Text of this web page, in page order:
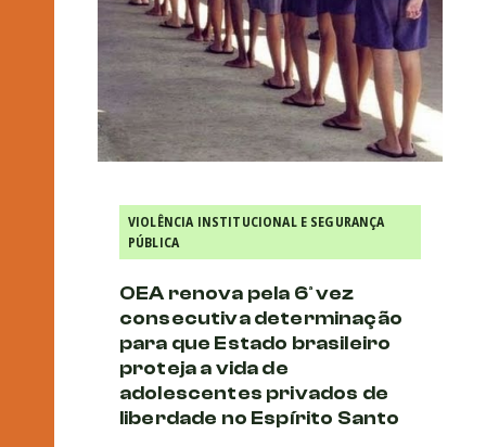
VIOLÊNCIA INSTITUCIONAL E SEGURANÇA
PÚBLICA
OEA renova pela 6ª vez
consecutiva determinação
para que Estado brasileiro
proteja a vida de
adolescentes privados de
liberdade no Espírito Santo